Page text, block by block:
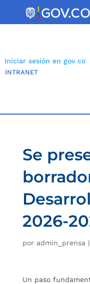
Iniciar sesión en gov co
INTRANET
Se
2026-
por admin_prensa |
Un paso